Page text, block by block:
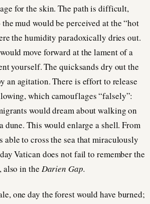
for the skin. The path is difficult,
mud would be perceived at the “hot
the humidity paradoxically dries out.
move forward at the lament of a
yourself. The quicksands dry out the
an agitation. There is effort to release
which camouflages “falsely”:
would dream about walking on
dune. This would enlarge a shell. From
able to cross the sea that miraculously
Vatican does not fail to remember the
also in the Darien Gap.
one day the forest would have burned;